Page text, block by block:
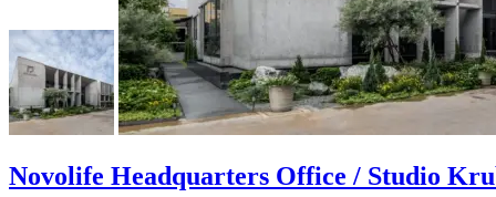
Novolife Headquarters Office / Studio